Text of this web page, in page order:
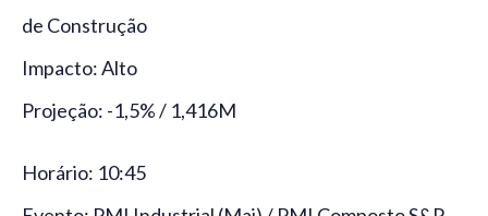
de Construção
Impacto: Alto
Projeção: -1,5% / 1,416M
Horário: 10:45